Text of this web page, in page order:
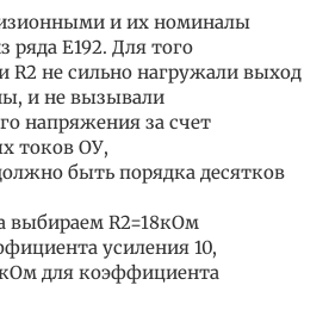
и их номиналы
ряда Е192. Для того
R2 не сильно нагружали выход
и не вызывали
напряжения за счет
токов ОУ,
быть порядка десятков
выбираем R2=18кОм
усиления 10,
для коэффициента